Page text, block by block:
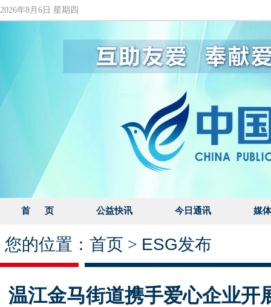
2026年8月6日 星期四
首 页 公益快讯 今日通讯 媒
您的位置： 首页 > ESG发布
温江金马街道携手爱心企业开